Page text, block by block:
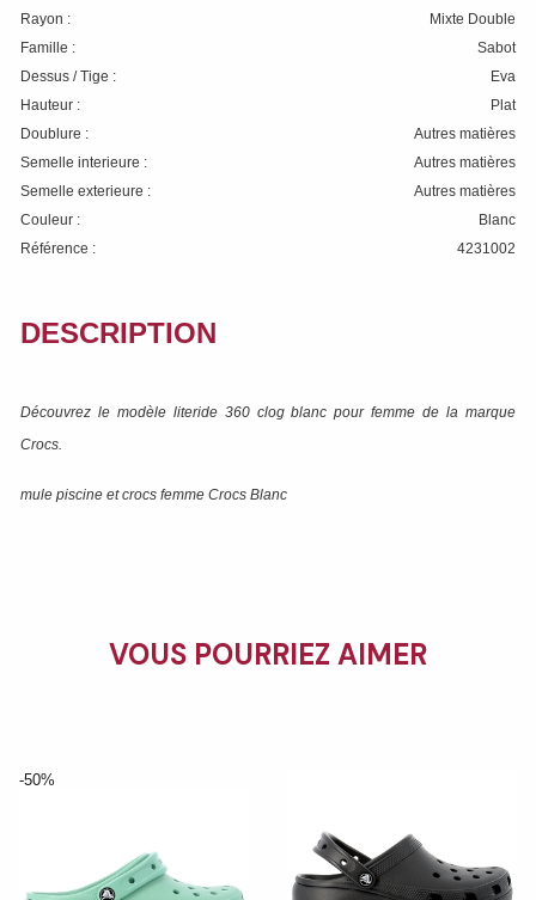
Rayon :
Mixte Double
Famille :
Sabot
Dessus / Tige :
Eva
Hauteur :
Plat
Doublure :
Autres matières
Semelle interieure :
Autres matières
Semelle exterieure :
Autres matières
Couleur :
Blanc
Référence :
4231002
DESCRIPTION
Découvrez le modèle literide 360 clog blanc pour femme de la marque
Crocs.
mule piscine et crocs femme Crocs Blanc
VOUS POURRIEZ AIMER
-50%